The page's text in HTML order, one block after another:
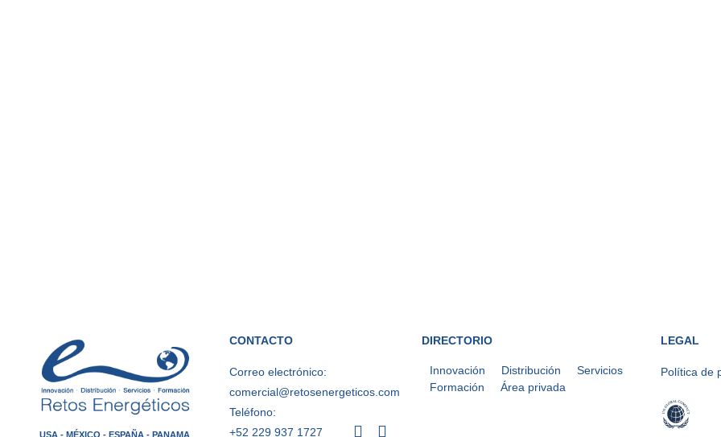
USA - MÉXICO - ESPAÑA - PANAMA
CONTACTO
Correo electrónico:
comercial@retosenergeticos.com
Teléfono:
+52 229 937 1727
DIRECTORIO
Innovación Distribución
Servicios
Formación
Área privada
LEGAL
Política de